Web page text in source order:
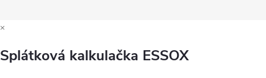
×
Splátková kalkulačka ESSOX